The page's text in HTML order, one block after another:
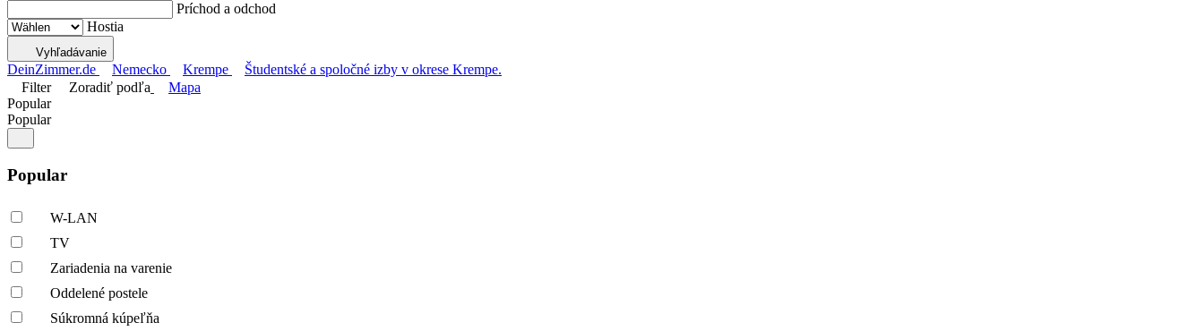
Príchod a odchod
Hostia
Vyhľadávanie
DeinZimmer.de Nemecko Krempe
Študentské a spoločné izby v okrese Krempe.
Filter
Zoradiť podľa
Mapa
Popular
Popular
Popular
W-LAN
TV
Zariadenia na varenie
Oddelené postele
Súkromná kúpeľňa